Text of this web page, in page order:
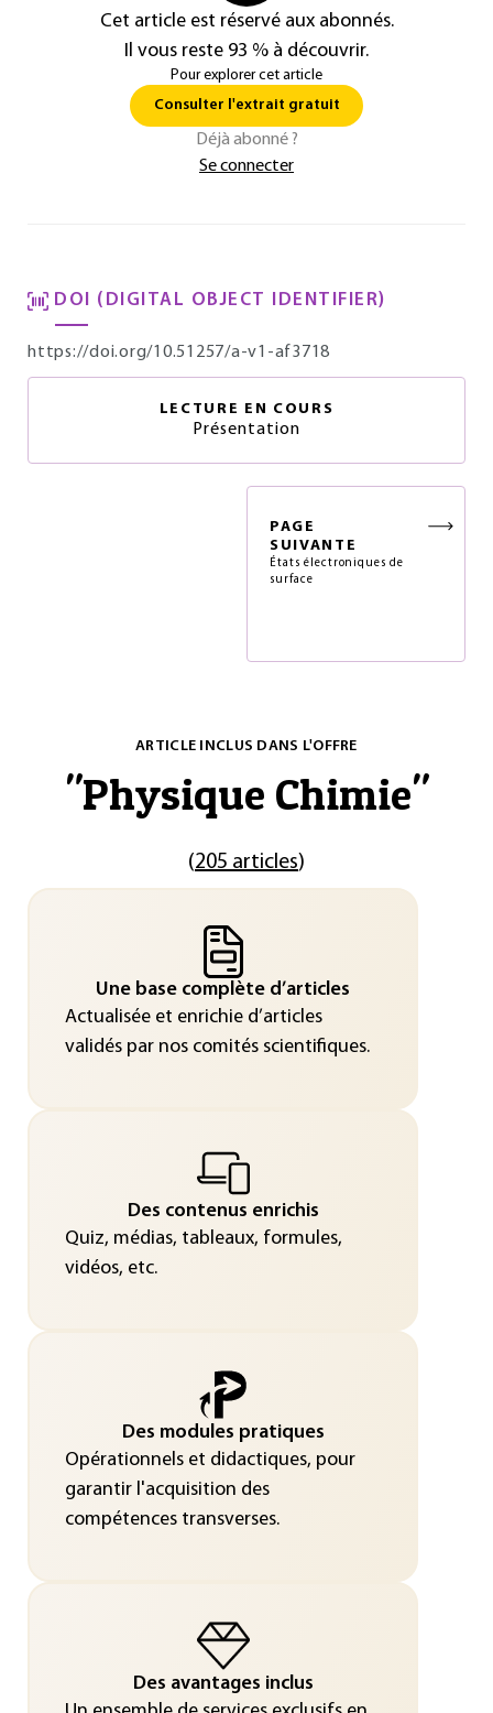
Cet article est réservé aux abonnés.
Il vous reste 93 % à découvrir.
Pour explorer cet article
Consulter l'extrait gratuit
Déjà abonné ?
Se connecter
DOI (DIGITAL OBJECT IDENTIFIER)
https://doi.org/10.51257/a-v1-af3718
LECTURE EN COURS
Présentation
PAGE
SUIVANTE
États électroniques de
surface
ARTICLE INCLUS DANS L'OFFRE
"Physique Chimie"
(205 articles)
Une base complète d’articles
Actualisée et enrichie d’articles
validés par nos comités scientifiques.
Des contenus enrichis
Quiz, médias, tableaux, formules,
vidéos, etc.
Des modules pratiques
Opérationnels et didactiques, pour
garantir l'acquisition des
compétences transverses.
Des avantages inclus